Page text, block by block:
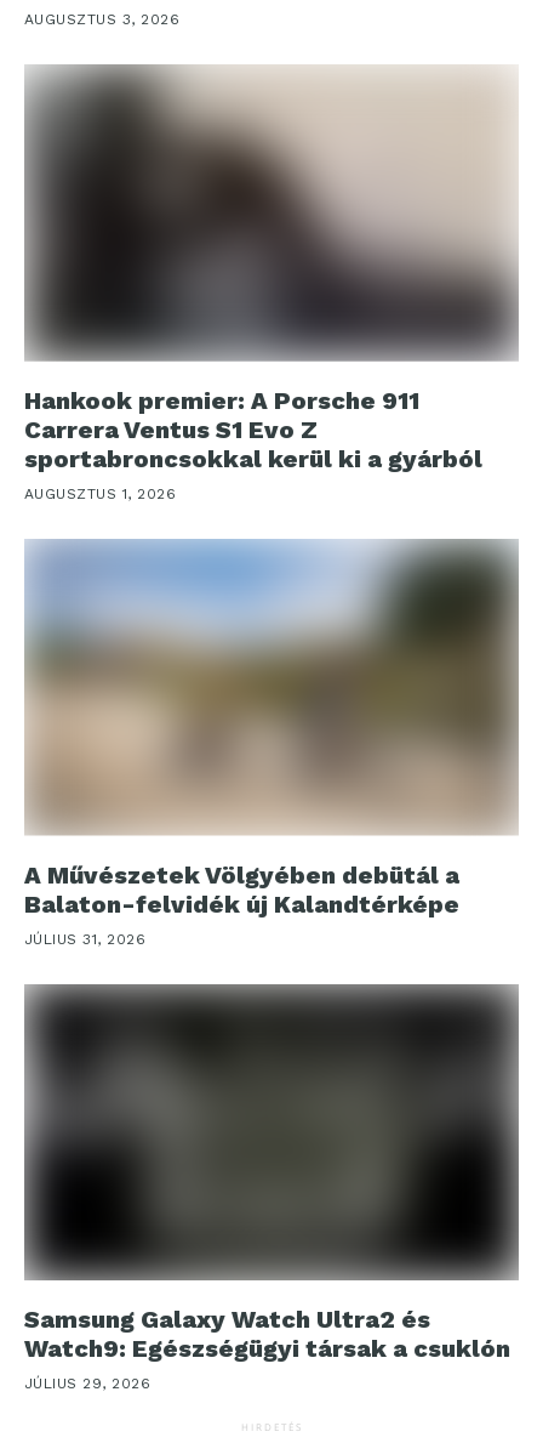
AUGUSZTUS 3, 2026
Hankook premier: A Porsche 911
Carrera Ventus S1 Evo Z
sportabroncsokkal kerül ki a gyárból
AUGUSZTUS 1, 2026
A Művészetek Völgyében debütál a
Balaton-felvidék új Kalandtérképe
JÚLIUS 31, 2026
Samsung Galaxy Watch Ultra2 és
Watch9: Egészségügyi társak a csuklón
JÚLIUS 29, 2026
HIRDETÉS